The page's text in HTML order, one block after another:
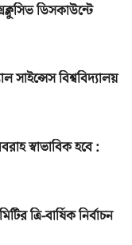
ডিসকাউন্টে
সাইন্সেস বিশ্ববিদ্যালয়
স্বাভাবিক হবে :
ত্রি-বার্ষিক নির্বাচন